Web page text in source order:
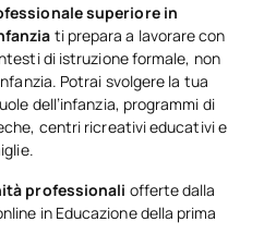
superiore in
ti prepara a lavorare con
di istruzione formale, non
Potrai svolgere la tua
dell’infanzia, programmi di
centri ricreativi educativi e
professionali offerte dalla
in Educazione della prima